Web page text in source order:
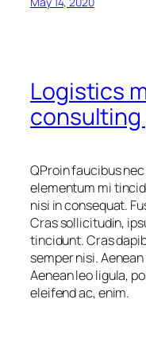
Logistics
QProin faucibus
elementum mi
nisi in consequat.
Cras sollicitudin,
tincidunt. Cras
semper nisi.
Aenean leo ligula,
eleifend ac, enim.